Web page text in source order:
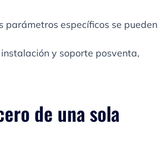
parámetros específicos se pueden
y soporte posventa,
de una sola